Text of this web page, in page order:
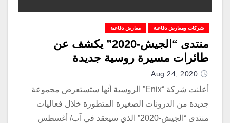
شركات ومعارض دفاعية معارض دفاعية
منتدى “الجيش-2020” يكشف عن
طائرات مسيرة روسية جديدة
Aug 24, 2020
أعلنت شركة “Enix” الروسية أنها ستستعرض مجموعة
جديدة من الدرونات الصغيرة المتطورة خلال فعاليات
منتدى “الجيش-2020” الذي سيعقد في آب/ أغسطس